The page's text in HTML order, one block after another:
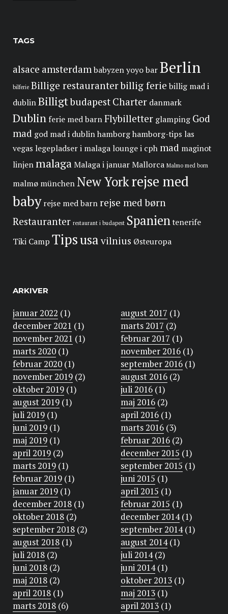
TAGS
alsace amsterdambabyzen yoyobarBerlin
bilferie Billige restauranterbillig ferie billig mad i
dublinBilligtbudapestCharter danmark
Dublin ferie med barnFlybilletter glamping God
mad god mad i dublinhamborghamborg-tips las
vegas legepladser i malaga lounge i cphmad maginot
linjenmalagaMalaga i januarMallorca Malmo med born
malmø münchenNew Yorkrejse med
baby rejse med barnrejse med børn
Restauranter restaurant i budapest Spanientenerife
Tiki Camp Tipsusavilnius Østeuropa
ARKIVER
januar 2022 (1)
december 2021 (1)
november 2021 (1)
marts 2020 (1)
februar 2020 (1)
november 2019 (2)
oktober 2019 (1)
august 2019 (1)
juli 2019 (1)
juni 2019 (1)
maj 2019 (1)
april 2019 (2)
marts 2019 (1)
februar 2019 (1)
januar 2019 (1)
december 2018 (1)
oktober 2018 (2)
september 2018 (2)
august 2018 (1)
juli 2018 (2)
juni 2018 (2)
maj 2018 (2)
april 2018 (1)
marts 2018 (6)
august 2017 (1)
marts 2017 (2)
februar 2017 (1)
november 2016(1)
september 2016(1)
august 2016(2)
juli 2016(1)
maj 2016(2)
april 2016(1)
marts 2016(3)
februar 2016(2)
december 2015 (1)
september 2015 (1)
juni 2015 (1)
april 2015 (1)
februar 2015 (1)
december 2014(1)
september 2014(1)
august 2014(1)
juli 2014(2)
juni 2014(1)
oktober 2013(1)
maj 2013(1)
april 2013(1)